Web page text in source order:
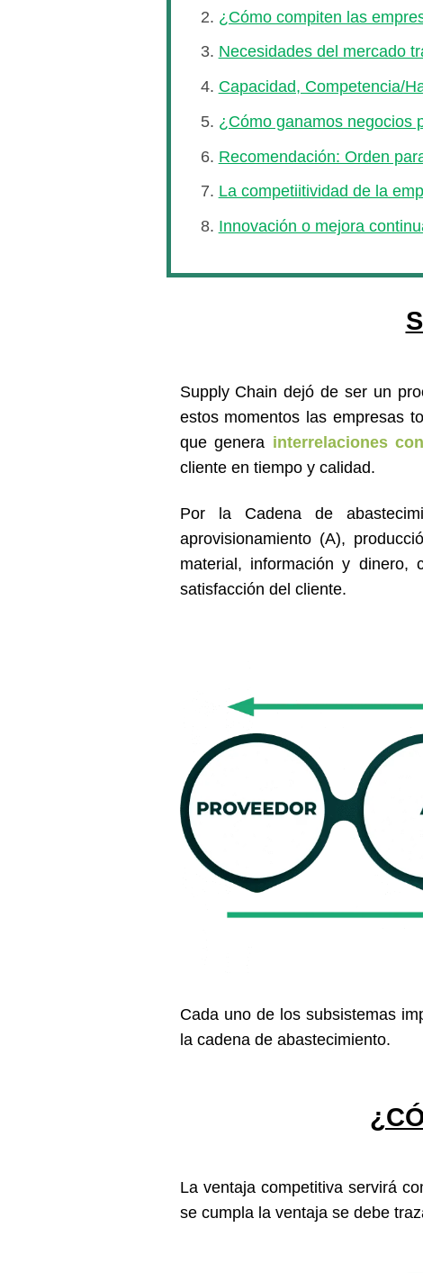
¿Cómo compiten las
Necesidades del mercado
Capacidad, Competencia/
¿Cómo ganamos negocios
Recomendación: Orden
La competiitividad de la
Innovación o mejora
Supply Chain dejó de ser un
estos momentos las empresas
que genera interrelaciones
cliente en tiempo y calidad.
Por la Cadena de
aprovisionamiento (A),
material, información y
satisfacción del cliente.
Cada uno de los subsistemas
la cadena de abastecimiento.
La ventaja competitiva servirá
se cumpla la ventaja se debe